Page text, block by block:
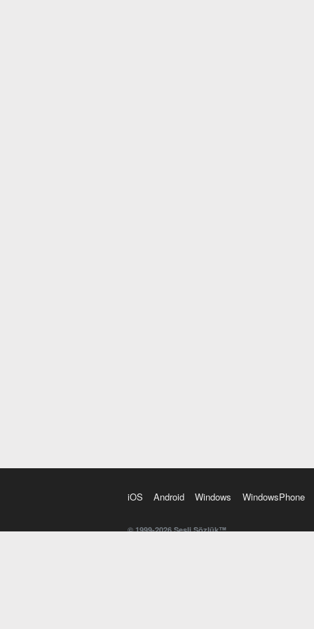
iOS Android Windows WindowsPhone
© 1999-2026 Sesli Sözlük™